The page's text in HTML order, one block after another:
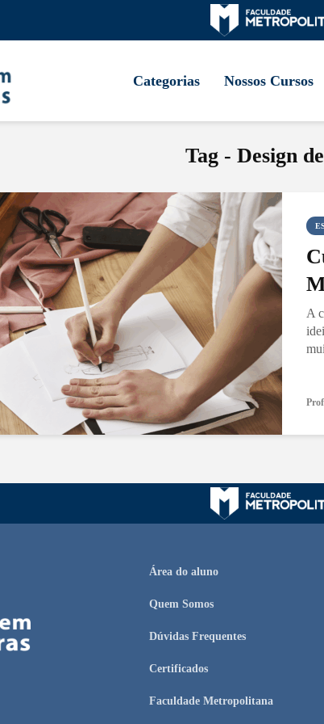
Categorias Nossos Cursos
Tag - Design
A
Área do aluno
Quem Somos
Dúvidas Frequentes
Certificados
Faculdade Metropolitana